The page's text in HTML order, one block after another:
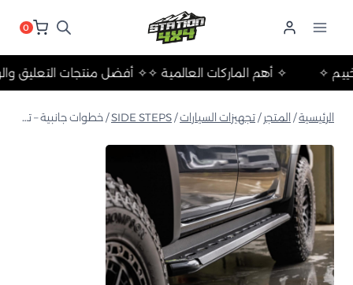
0
✧ أفضل منتجات ✧ أهم الماركات العالمية ✧ والتخييم ✧
الرئيسية/ المتجر / تجهيزات السيارات/
SIDE STEPS
/ خطوات جانبية – تصميم خطوات مقببة SS053-D